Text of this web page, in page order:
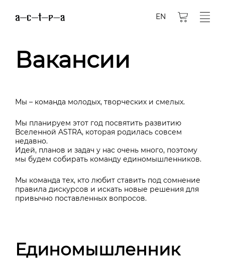
EN
Вакансии
Мы – команда молодых, творческих и смелых.
Мы планируем этот год посвятить развитию
Вселенной ASTRA, которая родилась совсем
недавно.
Идей, планов и задач у нас очень много, поэтому
мы будем собирать команду единомышленников.
Мы команда тех, кто любит ставить под сомнение
правила дискурсов и искать новые решения для
привычно поставленных вопросов.
Единомышленник